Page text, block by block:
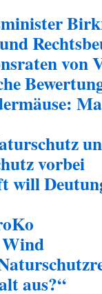
von
vorbei
will
aus?“